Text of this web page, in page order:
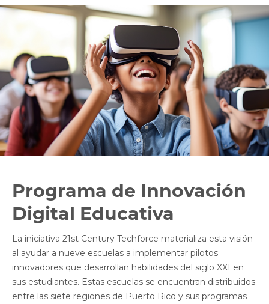
Programa de Innovación
Digital Educativa
La iniciativa 21st Century Techforce materializa esta visión
al ayudar a nueve escuelas a implementar pilotos
innovadores que desarrollan habilidades del siglo XXI en
sus estudiantes. Estas escuelas se encuentran distribuidos
entre las siete regiones de Puerto Rico y sus programas